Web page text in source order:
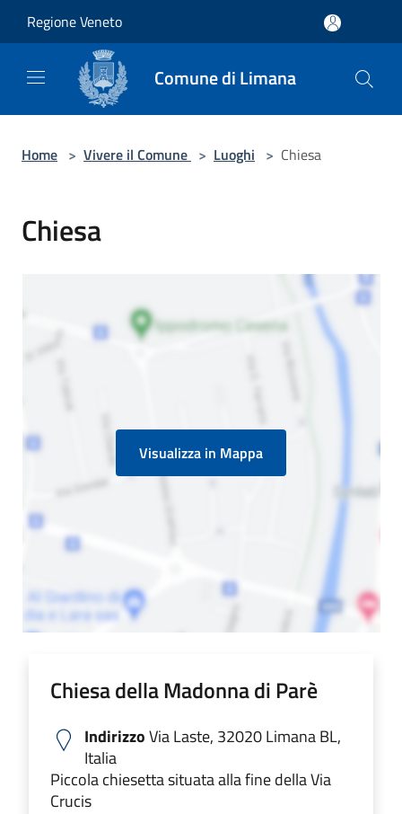
Regione Veneto
Comune di Limana
Home > Vivere il Comune > Luoghi > Chiesa
Chiesa
Visualizza in Mappa
Chiesa della Madonna di Parè
IndirizzoVia Laste, 32020 Limana BL,
Italia
Piccola chiesetta situata alla fine della Via
Crucis